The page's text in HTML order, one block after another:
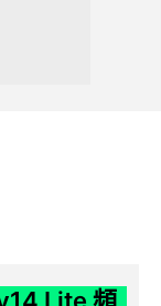
Lite 頻